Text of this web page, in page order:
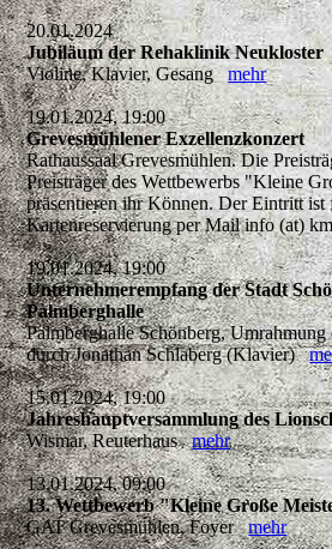
20.01.2024
Jubiläum der Rehaklinik Neukloster
Violine, Klavier, Gesangmehr
19.01.2024, 19:00
Grevesmühlener Exzellenzkonzert
Rathaussaal Grevesmühlen. Die
Preisträger des Wettbewerbs "Kleine
präsentieren ihr Können. Der Eintritt ist
Kartenreservierung per Mail info (at)
19.01.2024, 19:00
Unternehmerempfang der Stadt
Palmberghalle
Palmberghalle Schönberg, Umrahmung
durch Jonathan Schlaberg (Klavier)
15.01.2024, 19:00
Jahreshauptversammlung des
Wismar, Reuterhausmehr
13.01.2024, 09:00
13. Wettbewerb "Kleine Große
GAT Grevesmühlen, Foyermehr